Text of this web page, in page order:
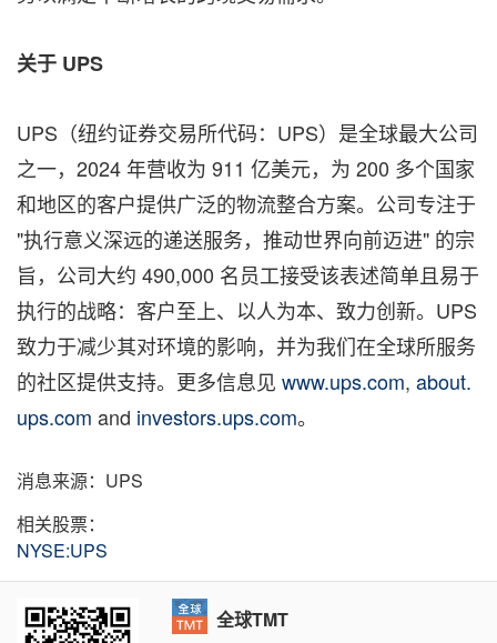
关于 UPS
UPS（纽约证券交易所代码：UPS）是全球最大公司
之一，2024 年营收为 911 亿美元，为 200 多个国家
和地区的客户提供广泛的物流整合方案。公司专注于
"执行意义深远的递送服务，推动世界向前迈进" 的宗
旨，公司大约 490,000 名员工接受该表述简单且易于
执行的战略：客户至上、以人为本、致力创新。UPS
致力于减少其对环境的影响，并为我们在全球所服务
的社区提供支持。更多信息见 www.ups.com, about.
ups.com and investors.ups.com。
消息来源：UPS
相关股票：
NYSE:UPS
全球TMT